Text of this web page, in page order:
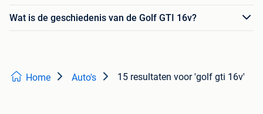
Wat is de geschiedenis van de Golf GTI 16v?
Home Auto's 15 resultaten voor 'golf gti 16v'